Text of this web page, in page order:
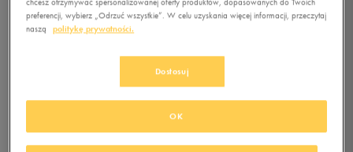
Produkt niedostępny
Jeśli artykuł będzie ponownie dostępny, otrzymasz od nas powiadomienie.
preferencji, wybierz „Odrzuć wszystkie”. W celu uzyskania więcej informacji, przeczytaj
naszą
politykę prywatności.
Dostosuj
OK